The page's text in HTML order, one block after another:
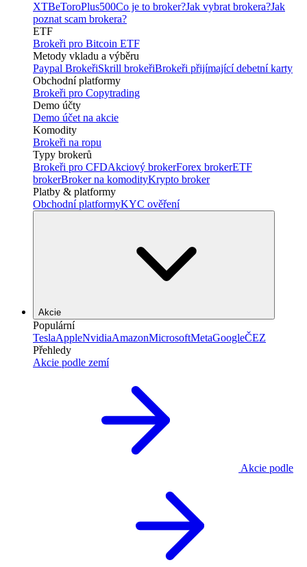
XTBeToroPlus500Co je to broker?Jak vybrat brokera?Jak
poznat scam brokera?
ETF
Brokeři pro Bitcoin ETF
Metody vkladu a výběru
Paypal BrokeřiSkrill brokeřiBrokeři přijímající debetní karty
Obchodní platformy
Brokeři pro Copytrading
Demo účty
Demo účet na akcie
Komodity
Brokeři na ropu
Typy brokerů
Brokeři pro CFDAkciový brokerForex brokerETF
brokerBroker na komodityKrypto broker
Platby & platformy
Obchodní platformyKYC ověření
Akcie
Populární
TeslaAppleNvidiaAmazonMicrosoftMetaGoogleČEZ
Přehledy
Akcie podle zemí
Akcie podle